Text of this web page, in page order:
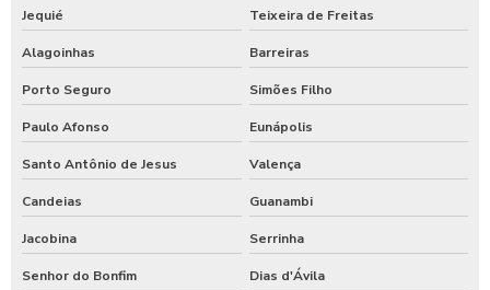
Jequié Teixeira de Freitas
Alagoinhas Barreiras
Porto Seguro Simões Filho
Paulo Afonso Eunápolis
Santo Antônio de Jesus Valença
Candeias Guanambi
Jacobina Serrinha
Senhor do Bonfim Dias d'Ávila